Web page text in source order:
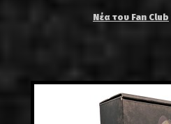
Νέα του Fan Club